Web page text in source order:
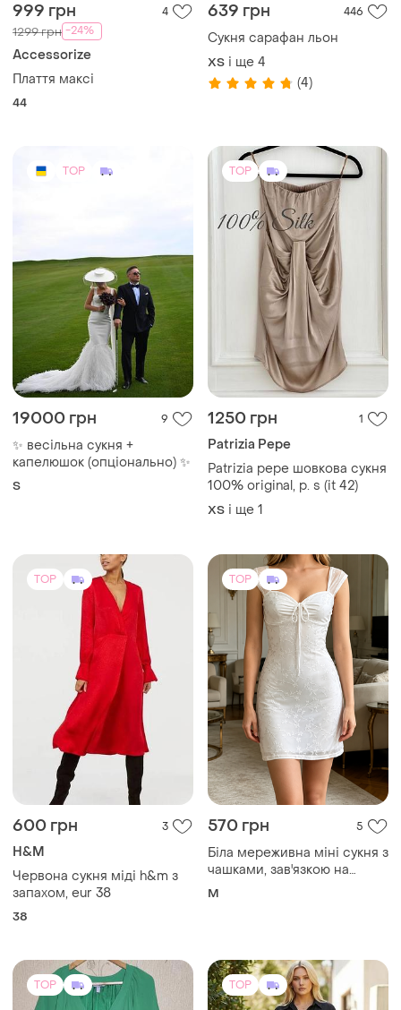
999 грн 4
1299 грн -24%
Accessorize
Плаття максі
44
639 грн 446
Сукня сарафан льон
ХS і ще 4
(4)
TOP
19000 грн 9
✨ весільна сукня +
капелюшок (опціонально) ✨
S
TOP
1250 грн 1
Patrizia Pepe
Patrizia pepe шовкова сукня
100% original, р. s (it 42)
ХS і ще 1
TOP
600 грн 3
H&M
Червона сукня міді h&m з
запахом, eur 38
38
TOP
570 грн 5
Біла мереживна міні сукня з
чашками, зав'язкою на
грудях та прозорими
M
TOP TOP